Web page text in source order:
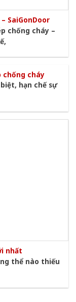
SaiGonDoor
chống cháy –
chống cháy
hạn chế sự
nhất
thể nào thiếu